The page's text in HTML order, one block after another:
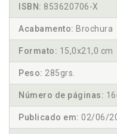
ISBN: 853620706-X
Acabamento: Brochura
Formato: 15,0x21,0 cm
Peso: 285grs.
Número de páginas:
Publicado em: 02/06/